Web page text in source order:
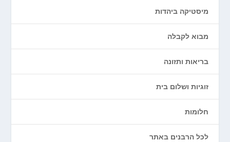
מיסטיקה ביהדות
מבוא לקבלה
בריאות ותזונה
זוגיות ושלום בית
חלומות
לכל הרבנים באתר